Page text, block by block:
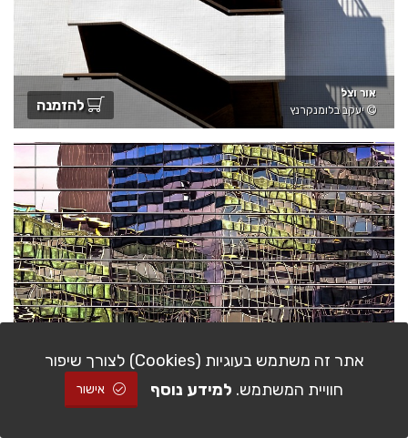
אור וצל
יעקב בלומנקרנץ
להזמנה
סחרור אורבני
להזמנה
אתר זה משתמש בעוגיות (Cookies) לצורך שיפור
חוויית המשתמש. למידע נוסף